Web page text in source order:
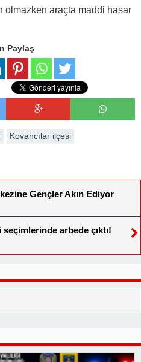
olmazken araçta maddi hasar
Paylaş
Kovancılar ilçesi
Gençler Akın Ediyor
arbede çıktı!